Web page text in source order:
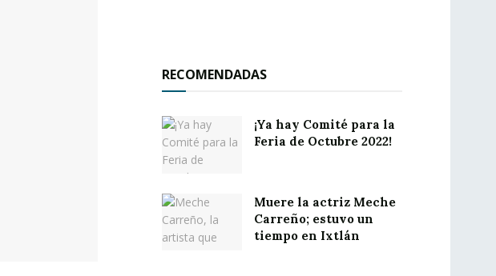
RECOMENDADAS
¡Ya hay Comité para la
Feria de Octubre 2022!
Muere la actriz Meche
Carreño; estuvo un
tiempo en Ixtlán